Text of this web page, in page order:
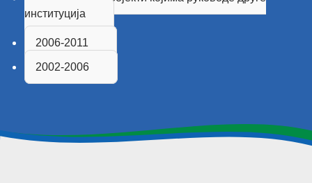
институција
2006-2011
2002-2006